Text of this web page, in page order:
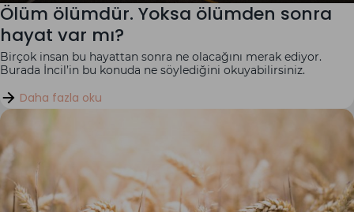
Ölüm ölümdür. Yoksa ölümden sonra
hayat var mı?
Birçok insan bu hayattan sonra ne olacağını merak ediyor.
Burada İncil’in bu konuda ne söylediğini okuyabilirsiniz.
Daha fazla oku